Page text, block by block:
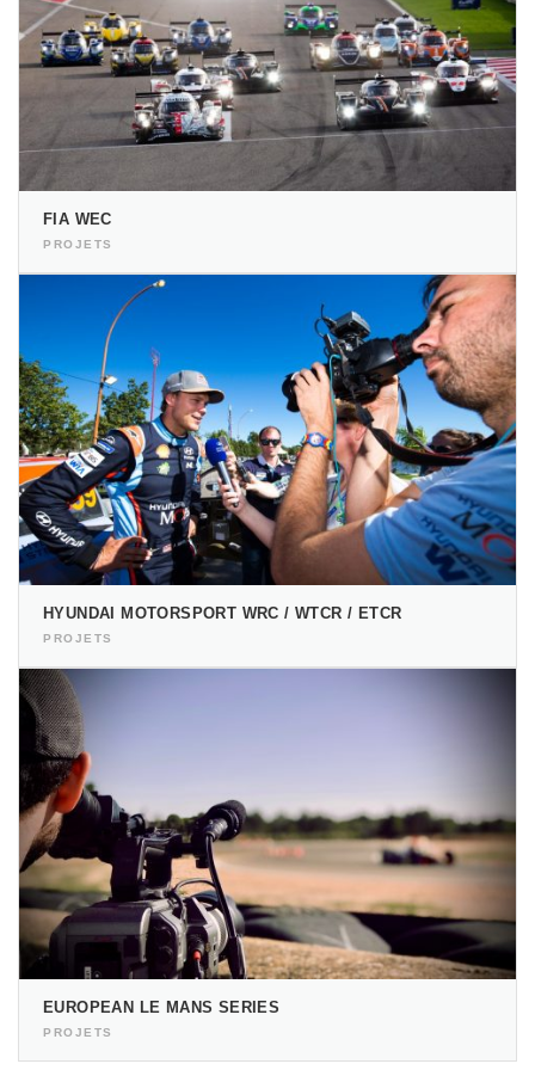
FIA WEC
PROJETS
HYUNDAI MOTORSPORT WRC / WTCR / ETCR
PROJETS
EUROPEAN LE MANS SERIES
PROJETS